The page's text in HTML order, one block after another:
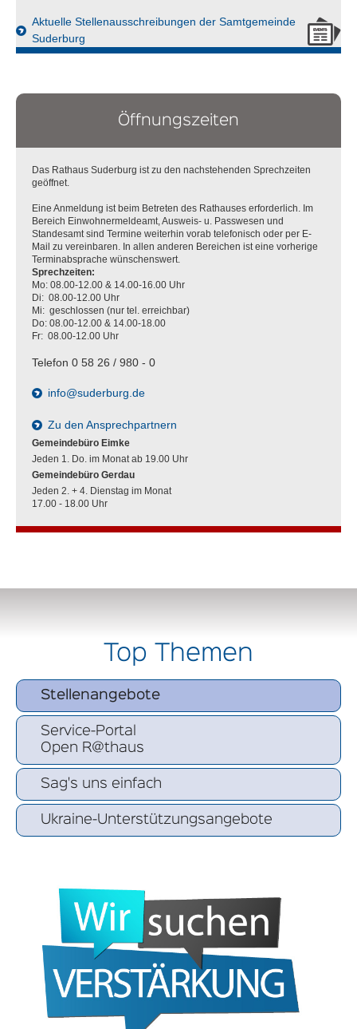
Wahlvorschlägen für die Samtgemeindewahl
der Samtgemeinde Suderburg
Gemeinde Suderburg
Wahlvorschlägen für die Gemeindewahl der
Gemeinde Gerdau
Aufforderung zur Einreichung von
Wahlvorschlägen für die Gemeindewahl der
Gemeinde Eimke
Bekanntmachung Wahlleitungen
Kommunalwahl 13. September 2026
Kommunalwahl 13. September 2026
Aufforderung an die Parteien und
Wahlvorstandsmitgliedern Kommunalwahl
2026 Samtgemeinde Suderburg
Wählergruppen zur Benennung von
2026 Samtgemeinde Suderburg
Wählergruppen zur Benennung von
Aufforderung an die Parteien und
Wahlausschussmitgliedern Kommunalwahl
2026 Gemeinde Gerdau
Aufforderung an die Parteien und
Wahlausschussmitgliedern Kommunalwahl
Aktuelle Stellenausschreibungen der Samtgemeinde
Suderburg
Öffnungszeiten
Das Rathaus Suderburg ist zu den nachstehenden Sprechzeiten
geöffnet.
Eine Anmeldung ist beim Betreten des Rathauses erforderlich. Im
Bereich Einwohnermeldeamt, Ausweis- u. Passwesen und
Standesamt sind Termine weiterhin vorab telefonisch oder per E-
Mail zu vereinbaren. In allen anderen Bereichen ist eine vorherige
Terminabsprache wünschenswert.
Sprechzeiten:
Mo: 08.00-12.00 & 14.00-16.00 Uhr
Di: 08.00-12.00 Uhr
Mi: geschlossen (nur tel. erreichbar)
Do: 08.00-12.00 & 14.00-18.00
Fr: 08.00-12.00 Uhr
Telefon 0 58 26 / 980 - 0
info@suderburg.de
Zu den Ansprechpartnern
Gemeindebüro Eimke
Jeden 1. Do. im Monat ab 19.00 Uhr
Gemeindebüro Gerdau
Jeden 2. + 4. Dienstag im Monat
17.00 - 18.00 Uhr
Top Themen
Stellenangebote
Service-Portal
Open R@thaus
Sag's uns einfach
Ukraine-Unterstützungsangebote